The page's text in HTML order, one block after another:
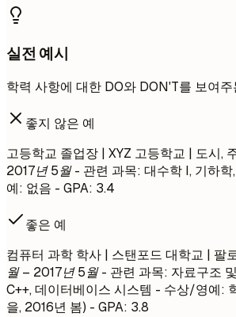
실전 예시
학력 사항에 대한 DO와 DON'T를 보여
좋지 않은 예
고등학교 졸업장 | XYZ 고등학교 | 도시,
2017년 5월- 관련 과목: 대수학 I, 기하
예: 없음 - GPA: 3.4
좋은 예
컴퓨터 과학 학사 | 스탠포드 대학교 | 팔
월 – 2017년 5월- 관련 과목: 자료구조
C++, 데이터베이스 시스템 - 수상/영예:
을, 2016년 봄) - GPA: 3.8